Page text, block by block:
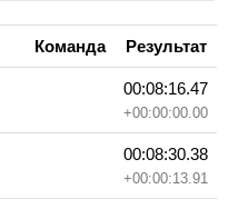
Команда Результат
00:08:16.47
+00:00:00.00
00:08:30.38
+00:00:13.91